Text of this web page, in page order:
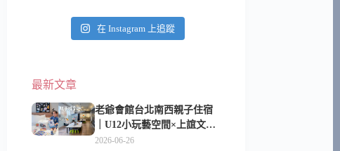
在 Instagram 上追蹤
最新文章
老爺會館台北南西親子住宿
｜U12小玩藝空間×上誼文
化，暑假帶孩子這樣玩
2026-06-26